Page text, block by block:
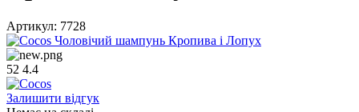
Артикул: 7728
52 4.4
Залишити відгук